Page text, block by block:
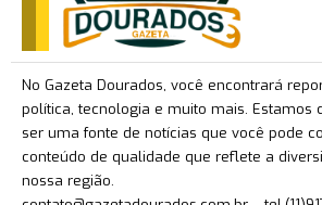
No Gazeta Dourados, você encontrará
política, tecnologia e muito mais. Estamos
ser uma fonte de notícias que você pode
conteúdo de qualidade que reflete a
nossa região.